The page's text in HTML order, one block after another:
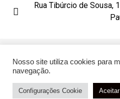
Rua Tibúrcio de Sousa,
Nosso site utiliza cookies para
navegação.
Configurações Cookie